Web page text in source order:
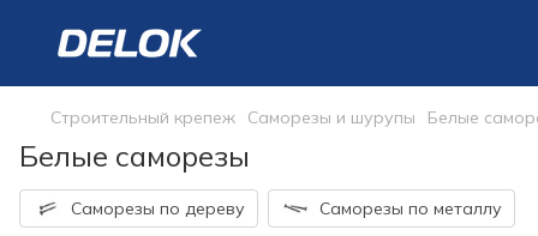
Строительный крепеж Саморезы и шурупы Белые
Белые саморезы
Саморезы по дереву Саморезы по металлу